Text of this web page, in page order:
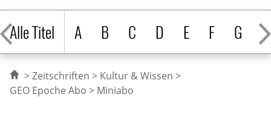
Alle Titel
A B C D E F G H
Zeitschriften
Kultur & Wissen
GEO Epoche Abo
Miniabo